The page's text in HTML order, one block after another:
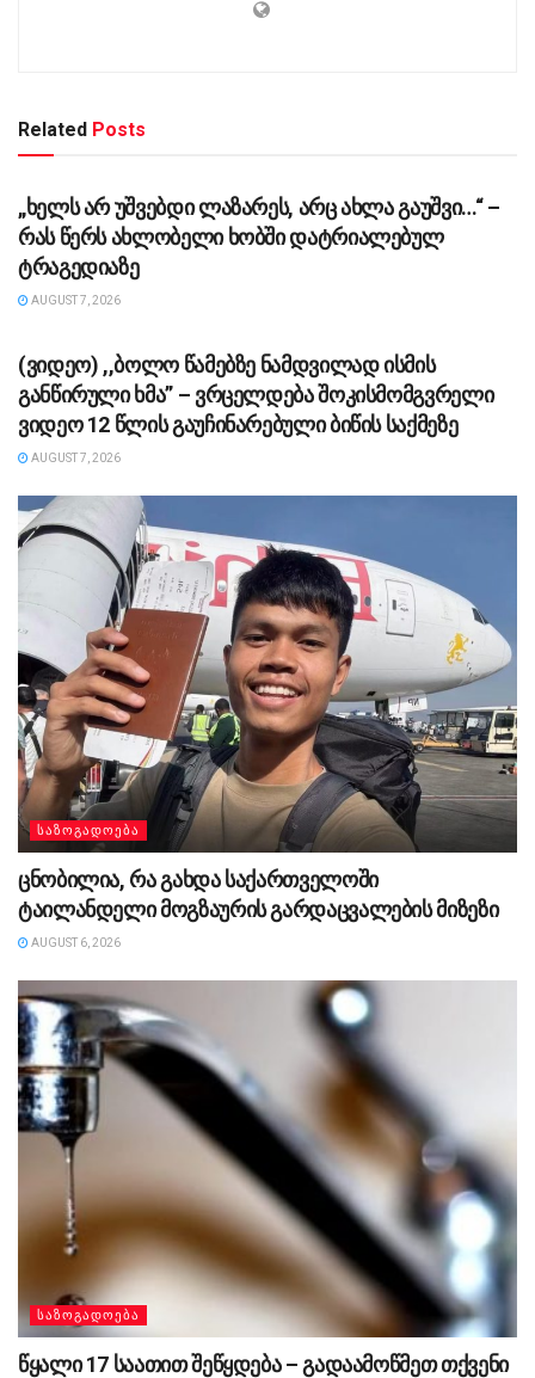
Related Posts
ᲡᲐᲖᲝᲒᲐᲓᲝᲔᲑᲐ
„ხელს არ უშვებდი ლაზარეს, არც ახლა გაუშვი…“ –
რას წერს ახლობელი ხობში დატრიალებულ
ტრაგედიაზე
AUGUST 7, 2026
(ვიდეო) ,,ბოლო წამებზე ნამდვილად ისმის
განწირული ხმა” – ვრცელდება შოკისმომგვრელი
ვიდეო 12 წლის გაუჩინარებული ბიწის საქმეზე
AUGUST 7, 2026
ᲡᲐᲖᲝᲒᲐᲓᲝᲔᲑᲐ
ცნობილია, რა გახდა საქართველოში
ტაილანდელი მოგზაურის გარდაცვალების მიზეზი
AUGUST 6, 2026
ᲡᲐᲖᲝᲒᲐᲓᲝᲔᲑᲐ
წყალი 17 საათით შეწყდება – გადაამოწმეთ თქვენი